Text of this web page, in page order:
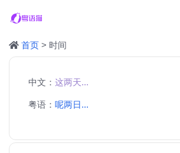
首页 > 时间
中文： 这两天...
粤语： 呢两日...